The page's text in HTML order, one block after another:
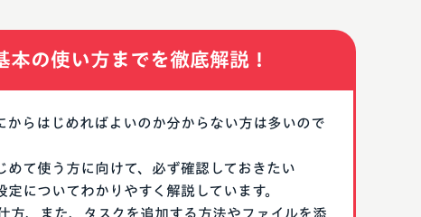
本の使い方までを徹底解説！
らはじめればよいのか分からない方は多いので
て使う方に向けて、必ず確認しておきたい
についてわかりやすく解説しています。
方、また、タスクを追加する方法やファイルを添